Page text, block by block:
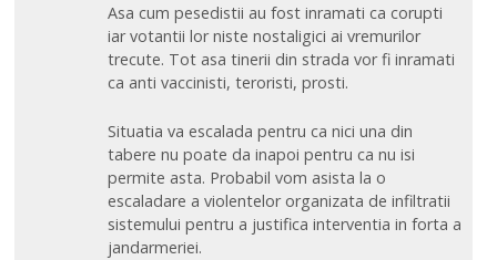
Asa cum pesedistii au fost inramati ca corupti
iar votantii lor niste nostaligici ai vremurilor
trecute. Tot asa tinerii din strada vor fi inramati
ca anti vaccinisti, teroristi, prosti.
Situatia va escalada pentru ca nici una din
tabere nu poate da inapoi pentru ca nu isi
permite asta. Probabil vom asista la o
escaladare a violentelor organizata de infiltratii
sistemului pentru a justifica interventia in forta a
jandarmeriei.